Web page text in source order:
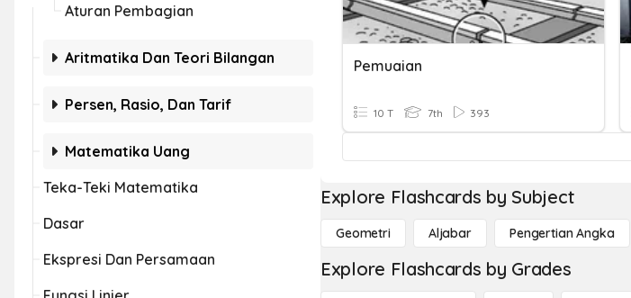
Aturan Pembagian
Aritmatika Dan Teori Bilangan
Persen, Rasio, Dan Tarif
Matematika Uang
Teka-Teki Matematika
Dasar
Ekspresi Dan Persamaan
Pemuaian
10 T 7th 393
Explore Flashcards by Subject
Geometri Aljabar Pengertian Angka
Explore Flashcards by Grades